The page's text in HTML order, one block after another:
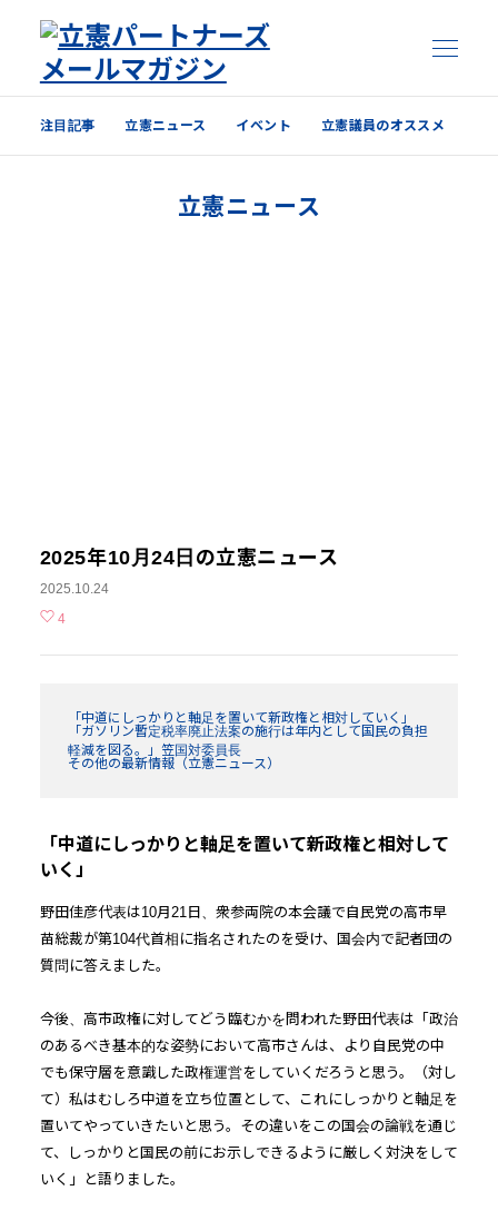
注目記事 立憲ニュース イベント 立憲議員のオススメ
立憲ニュース
2025年10月24日の立憲ニュース
2025.10.24
4
「中道にしっかりと軸足を置いて新政権と相対していく」
「ガソリン暫定税率廃止法案の施行は年内として国民の負担
軽減を図る。」笠国対委員長
その他の最新情報（立憲ニュース）
「中道にしっかりと軸足を置いて新政権と相対して
いく」
野田佳彦代表は10月21日、衆参両院の本会議で自民党の高市早
苗総裁が第104代首相に指名されたのを受け、国会内で記者団の
質問に答えました。
今後、高市政権に対してどう臨むかを問われた野田代表は「政治
のあるべき基本的な姿勢において高市さんは、より自民党の中
でも保守層を意識した政権運営をしていくだろうと思う。（対し
て）私はむしろ中道を立ち位置として、これにしっかりと軸足を
置いてやっていきたいと思う。その違いをこの国会の論戦を通じ
て、しっかりと国民の前にお示しできるように厳しく対決をして
いく」と語りました。